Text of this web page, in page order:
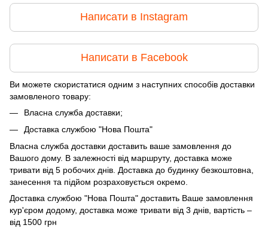
Написати в Instagram
Написати в Facebook
Ви можете скористатися одним з наступних способів доставки
замовленого товару:
Власна служба доставки;
Доставка службою "Нова Пошта"
Власна служба доставки доставить ваше замовлення до
Вашого дому. В залежності від маршруту, доставка може
тривати від 5 робочих днів. Доставка до будинку безкоштовна,
занесення та підйом розраховується окремо.
Доставка службою "Нова Пошта" доставить Ваше замовлення
кур'єром додому, доставка може тривати від 3 днів, вартість –
від 1500 грн